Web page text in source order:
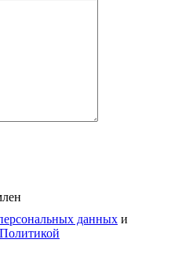
данных и
Политикой